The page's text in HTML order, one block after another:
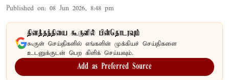
Published on: 08 Jun 2026, 8:48 pm
தினத்தந்தியை கூகுளில் பின்தொடரவும்
கூகுள் செய்திகளில் எங்களின் முக்கியச் செய்திகளை
உடனுக்குடன் பெற கிளிக் செய்யவும்.
Add as Preferred Source